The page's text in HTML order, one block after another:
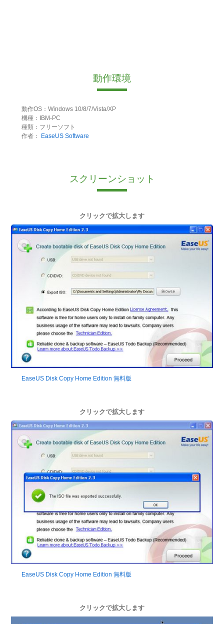
動作環境
動作OS：Windows 10/8/7/Vista/XP
機種：IBM-PC
種類：フリーソフト
作者：
EaseUS Software
スクリーンショット
クリックで拡大します
EaseUS Disk Copy Home Edition 無料版
クリックで拡大します
EaseUS Disk Copy Home Edition 無料版
クリックで拡大します